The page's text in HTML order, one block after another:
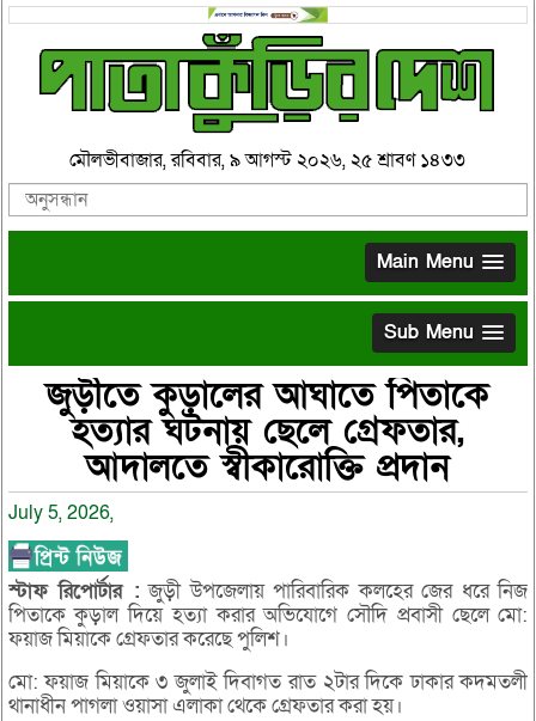
মৌলভীবাজার, রবিবার, ৯ আগস্ট ২০২৬, ২৫ শ্রাবণ ১৪৩৩
Main Menu
Sub Menu
জুড়ীতে কুড়ালের আঘাতে পিতাকে
হত্যার ঘটনায় ছেলে গ্রেফতার,
আদালতে স্বীকারোক্তি প্রদান
July 5, 2026,
স্টাফরিপোর্টার : জুড়ী উপজেলায় পারিবারিক কলহের জের ধরে নিজ
পিতাকে কুড়াল দিয়ে হত্যা করার অভিযোগে সৌদি প্রবাসী ছেলে মো:
ফয়াজ মিয়াকে গ্রেফতার করেছে পুলিশ।
মো: ফয়াজ মিয়াকে ৩ জুলাই দিবাগত রাত ২টার দিকে ঢাকার কদমতলী
থানাধীন পাগলা ওয়াসা এলাকা থেকে গ্রেফতার করা হয়।